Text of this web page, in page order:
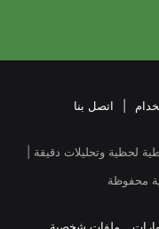
اتصل بنا
لحظية وتحليلات دقيقة |
محفوظة